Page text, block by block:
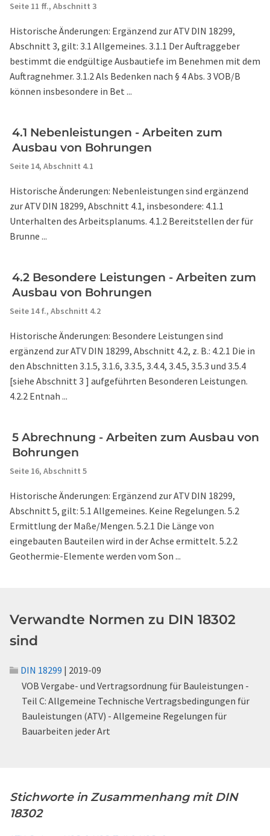
Seite 11 ff., Abschnitt 3
Historische Änderungen: Ergänzend zur ATV DIN 18299,
Abschnitt 3, gilt: 3.1 Allgemeines. 3.1.1 Der Auftraggeber
bestimmt die endgültige Ausbautiefe im Benehmen mit dem
Auftragnehmer. 3.1.2 Als Bedenken nach § 4 Abs. 3 VOB/B
können insbesondere in Bet ...
4.1 Nebenleistungen - Arbeiten zum
Ausbau von Bohrungen
Seite 14, Abschnitt 4.1
Historische Änderungen: Nebenleistungen sind ergänzend
zur ATV DIN 18299, Abschnitt 4.1, insbesondere: 4.1.1
Unterhalten des Arbeitsplanums. 4.1.2 Bereitstellen der für
Brunne ...
4.2 Besondere Leistungen - Arbeiten zum
Ausbau von Bohrungen
Seite 14 f., Abschnitt 4.2
Historische Änderungen: Besondere Leistungen sind
ergänzend zur ATV DIN 18299, Abschnitt 4.2, z. B.: 4.2.1 Die in
den Abschnitten 3.1.5, 3.1.6, 3.3.5, 3.4.4, 3.4.5, 3.5.3 und 3.5.4
[siehe Abschnitt 3 ] aufgeführten Besonderen Leistungen.
4.2.2 Entnah ...
5 Abrechnung - Arbeiten zum Ausbau von
Bohrungen
Seite 16, Abschnitt 5
Historische Änderungen: Ergänzend zur ATV DIN 18299,
Abschnitt 5, gilt: 5.1 Allgemeines. Keine Regelungen. 5.2
Ermittlung der Maße/Mengen. 5.2.1 Die Länge von
eingebauten Bauteilen wird in der Achse ermittelt. 5.2.2
Geothermie-Elemente werden vom Son ...
Verwandte Normen zu DIN 18302
sind
DIN 18299 | 2019-09
VOB Vergabe- und Vertragsordnung für Bauleistungen -
Teil C: Allgemeine Technische Vertragsbedingungen für
Bauleistungen (ATV) - Allgemeine Regelungen für
Bauarbeiten jeder Art
Stichworte in Zusammenhang mit DIN
18302